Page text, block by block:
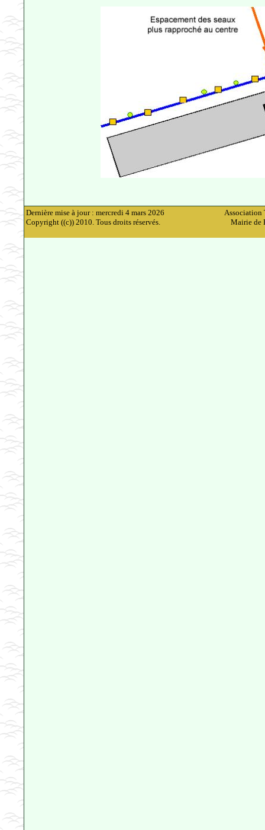
Dernière mise à jour : mercredi 4 mars 2026
Copyright ((c)) 2010. Tous droits réservés.
Association
Mairie de